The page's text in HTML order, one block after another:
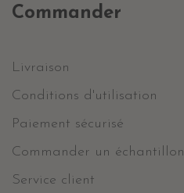
Commander
Livraison
Conditions d'utilisation
Paiement sécurisé
Commander un échantillon
Service client